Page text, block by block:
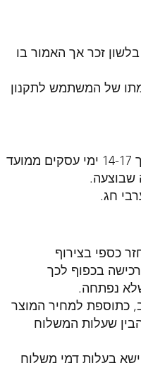
זכר אך האמור בו
של המשתמש לתקנון
במשלוח לכתובת המבוקשת בתוך 14-17 ימי עסקים ממועד
שבוצעה.
חג.
כספי בצירוף
בכפוף לכך
נפתחה.
כתוספת למחיר המוצר
שעלות המשלוח
בעלות דמי משלוח